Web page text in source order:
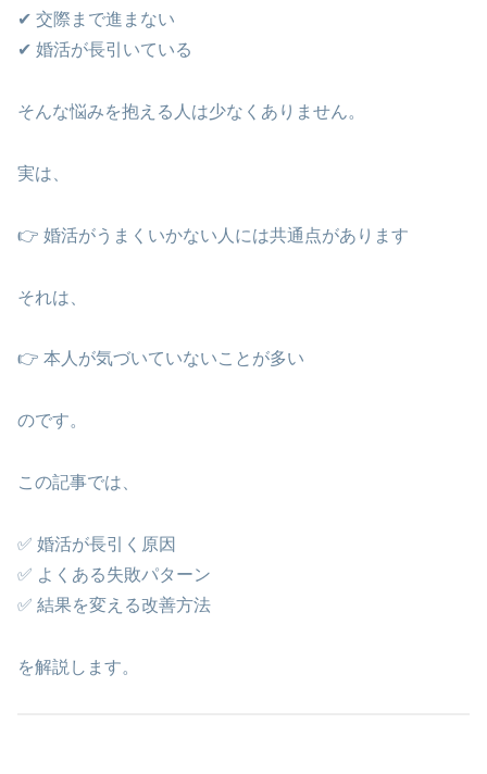
✔ 交際まで進まない
✔ 婚活が長引いている
そんな悩みを抱える人は少なくありません。
実は、
👉 婚活がうまくいかない人には共通点があります
それは、
👉 本人が気づいていないことが多い
のです。
この記事では、
✅ 婚活が長引く原因
✅ よくある失敗パターン
✅ 結果を変える改善方法
を解説します。